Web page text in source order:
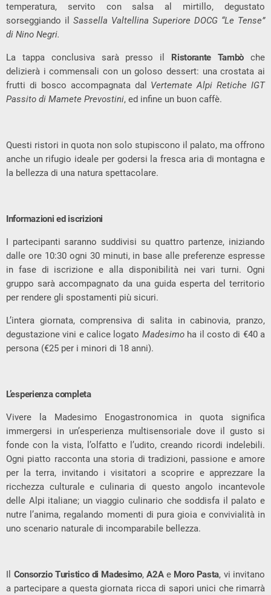
temperatura, servito con salsa al mirtillo, degustato
sorseggiando il Sassella Valtellina Superiore DOCG “Le Tense”
di Nino Negri.
La tappa conclusiva sarà presso il Ristorante Tambò che
delizierà i commensali con un goloso dessert: una crostata ai
frutti di bosco accompagnata dal Vertemate Alpi Retiche IGT
Passito di Mamete Prevostini, ed infine un buon caffè.
Questi ristori in quota non solo stupiscono il palato, ma offrono
anche un rifugio ideale per godersi la fresca aria di montagna e
la bellezza di una natura spettacolare.
Informazioni ed iscrizioni
I partecipanti saranno suddivisi su quattro partenze, iniziando
dalle ore 10:30 ogni 30 minuti, in base alle preferenze espresse
in fase di iscrizione e alla disponibilità nei vari turni. Ogni
gruppo sarà accompagnato da una guida esperta del territorio
per rendere gli spostamenti più sicuri.
L’intera giornata, comprensiva di salita in cabinovia, pranzo,
degustazione vini e calice logato Madesimoha il costo di €40 a
persona (€25 per i minori di 18 anni).
L’esperienza completa
Vivere la Madesimo Enogastronomica in quota significa
immergersi in un’esperienza multisensoriale dove il gusto si
fonde con la vista, l’olfatto e l’udito, creando ricordi indelebili.
Ogni piatto racconta una storia di tradizioni, passione e amore
per la terra, invitando i visitatori a scoprire e apprezzare la
ricchezza culturale e culinaria di questo angolo incantevole
delle Alpi italiane; un viaggio culinario che soddisfa il palato e
nutre l’anima, regalando momenti di pura gioia e convivialità in
uno scenario naturale di incomparabile bellezza.
Il Consorzio Turistico di Madesimo,A2Ae Moro Pasta, vi invitano
a partecipare a questa giornata ricca di sapori unici che rimarrà